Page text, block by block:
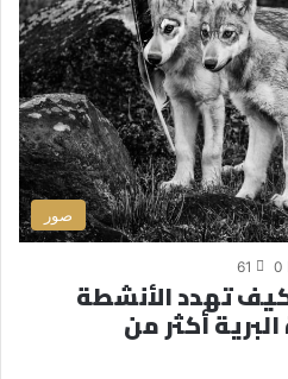
صور
0
61
تهدد الأنشطة
أكثر من